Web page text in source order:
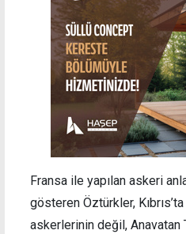
Fransa ile yapılan askeri
gösteren Öztürkler,
askerlerinin değil, Anavatan